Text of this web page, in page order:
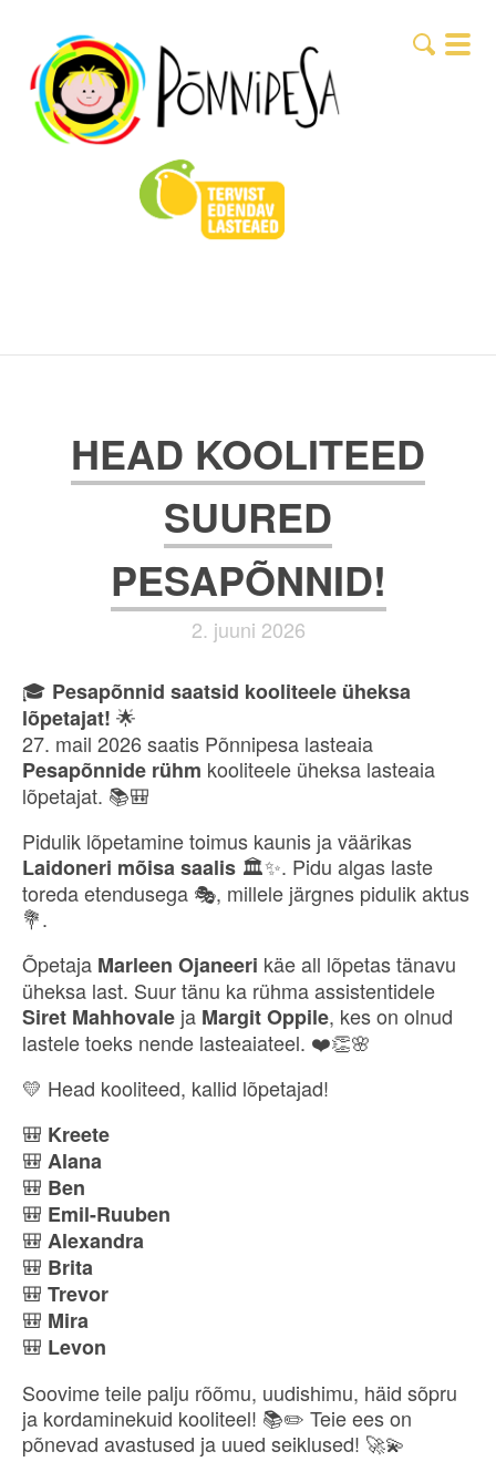
HEAD KOOLITEED
SUURED
PESAPÕNNID!
2. juuni 2026
🎓 Pesapõnnid saatsid kooliteele üheksa
lõpetajat! 🌟
27. mail 2026 saatis Põnnipesa lasteaia
Pesapõnnide rühm kooliteele üheksa lasteaia
lõpetajat. 📚🎒
Pidulik lõpetamine toimus kaunis ja väärikas
Laidoneri mõisa saalis 🏛️✨. Pidu algas laste
toreda etendusega 🎭, millele järgnes pidulik aktus
💐.
Õpetaja Marleen Ojaneeri käe all lõpetas tänavu
üheksa last. Suur tänu ka rühma assistentidele
Siret Mahhovale ja Margit Oppile, kes on olnud
lastele toeks nende lasteaiateel. ❤️👏🌸
💛 Head kooliteed, kallid lõpetajad!
🎒 Kreete
🎒 Alana
🎒 Ben
🎒 Emil-Ruuben
🎒 Alexandra
🎒 Brita
🎒 Trevor
🎒 Mira
🎒 Levon
Soovime teile palju rõõmu, uudishimu, häid sõpru
ja kordaminekuid kooliteel! 📚✏️ Teie ees on
põnevad avastused ja uued seiklused! 🚀💫